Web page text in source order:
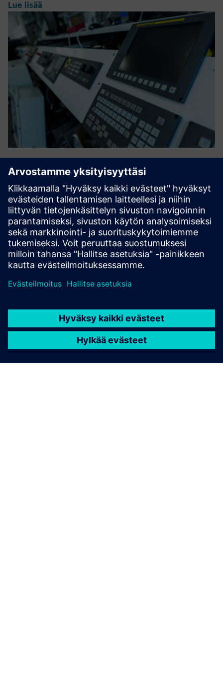
Lue lisää
Tämä parannus tuo uuden näkökulman ja ulottuvuuden
perinteiseen suunnitteluun, mikä mahdollistaa tiettyjen
operaattoreiden tarkan osoittamisen nimetyille koneilleen,
mikä on erityisen hyödyllistä solukkovalmistuksessa. Se
hyödyntä...
Lue lisää